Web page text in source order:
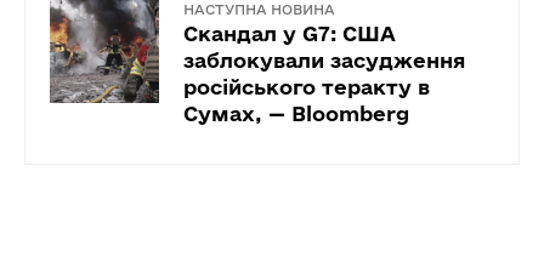
НАСТУПНА НОВИНА
Скандал у G7: США
заблокували засудження
російського теракту в
Сумах, — Bloomberg